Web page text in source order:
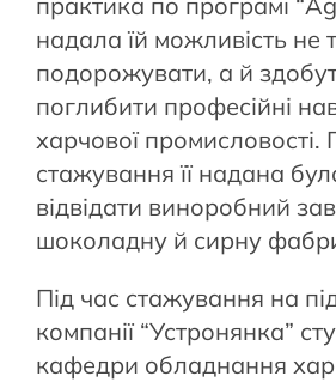
надала їй можливість не
подорожувати, а й
поглибити професійні
харчової промисловості.
стажування її надана
відвідати виноробний
шоколадну й сирну
Під час стажування на
компанії “Устронянка”
кафедри обладнання